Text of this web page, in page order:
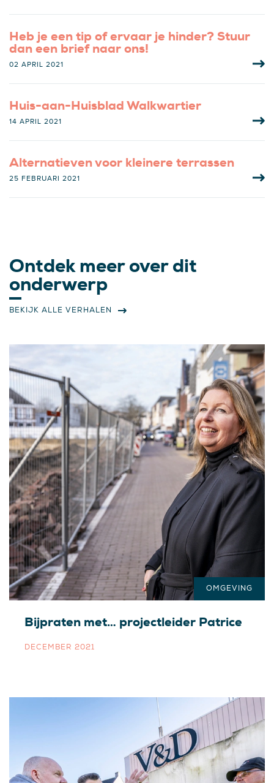
Heb je een tip of ervaar je hinder? Stuur
dan een brief naar ons!
02 APRIL 2021
Huis-aan-Huisblad Walkwartier
14 APRIL 2021
Alternatieven voor kleinere terrassen
25 FEBRUARI 2021
Ontdek meer over dit
onderwerp
Bijpraten met… projectleider Patrice
DECEMBER 2021
OMGEVING
BEKIJK ALLE VERHALEN